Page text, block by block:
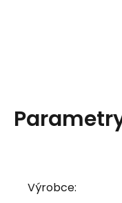
Výrobce: